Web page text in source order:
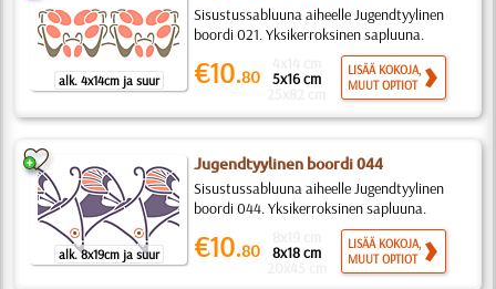
alk. 4x14cm ja suur
Sisustussabluuna aiheelle Jugendtyylinen
boordi 021. Yksikerroksinen sapluuna.
€10.80 5x16 cm
LISÄÄ KOKOJA,
MUUT OPTIOT
alk. 8x19cm ja suur
Jugendtyylinen boordi 044
Sisustussabluuna aiheelle Jugendtyylinen
boordi 044. Yksikerroksinen sapluuna.
€10.80 8x18 cm
LISÄÄ KOKOJA,
MUUT OPTIOT